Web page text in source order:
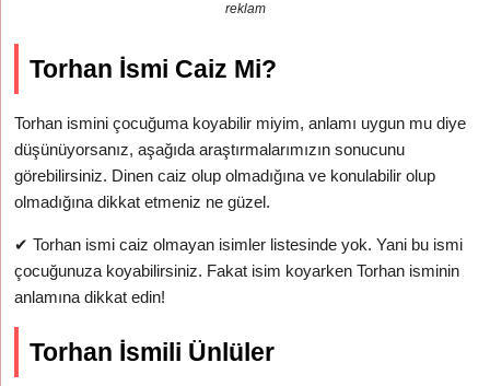
reklam
Torhan İsmi Caiz Mi?
Torhan ismini çocuğuma koyabilir miyim, anlamı uygun mu diye
düşünüyorsanız, aşağıda araştırmalarımızın sonucunu
görebilirsiniz. Dinen caiz olup olmadığına ve konulabilir olup
olmadığına dikkat etmeniz ne güzel.
✔ Torhan ismi caiz olmayan isimler listesinde yok. Yani bu ismi
çocuğunuza koyabilirsiniz. Fakat isim koyarken Torhan isminin
anlamına dikkat edin!
Torhan İsmili Ünlüler